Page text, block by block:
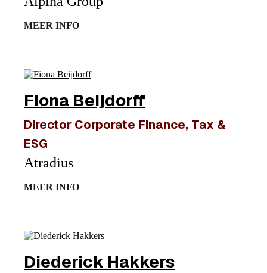
MEER INFO
Fiona Beijdorff
Director Corporate Finance, Tax &
ESG
Atradius
MEER INFO
Diederick Hakkers